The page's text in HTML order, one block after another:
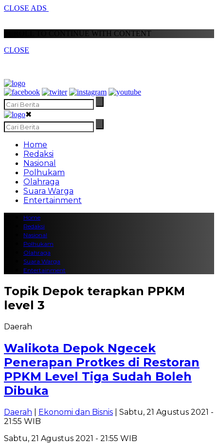
CLOSE ADS
SCROLL TO CONTINUE WITH CONTENT
CLOSE
✖
Home
Redaksi
Nasional
Polhukam
Olahraga
Suara Warga
Entertainment
Home
Redaksi
Nasional
Polhukam
Olahraga
Suara Warga
Entertainment
Topik Depok terapkan PPKM
level 3
Daerah
Walikota Depok Ngecek
Penerapan Protkes di Restoran
PPKM Level Tiga Sudah Boleh
Dibuka
Daerah Ekonomi dan Bisnis | Sabtu, 21 Agustus 2021 -
21:55 WIB
Sabtu, 21 Agustus 2021 - 21:55 WIB